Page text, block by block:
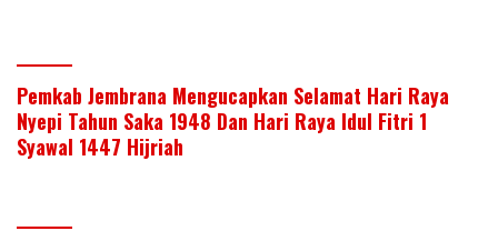
Pemkab Jembrana Mengucapkan Selamat Hari Raya
Nyepi Tahun Saka 1948 Dan Hari Raya Idul Fitri 1
Syawal 1447 Hijriah